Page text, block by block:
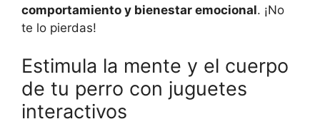
comportamiento y bienestar emocional. ¡No
te lo pierdas!
Estimula la mente y el cuerpo
de tu perro con juguetes
interactivos